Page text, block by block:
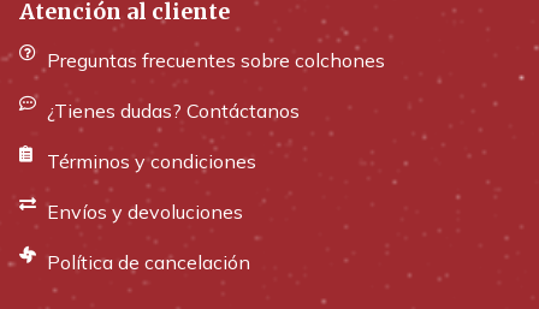
Atención al cliente
Preguntas frecuentes sobre colchones
¿Tienes dudas? Contáctanos
Términos y condiciones
Envíos y devoluciones
Política de cancelación